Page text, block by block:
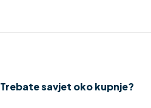
Trebate savjet oko kupnje?